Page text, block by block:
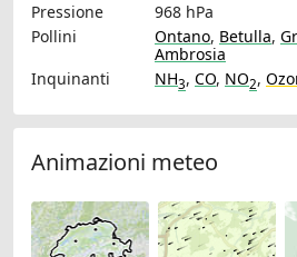
Pressione
968 hPa
Pollini
Ontano, Betulla,
Ambrosia
Inquinanti
NH3, CO, NO2,
Animazioni meteo